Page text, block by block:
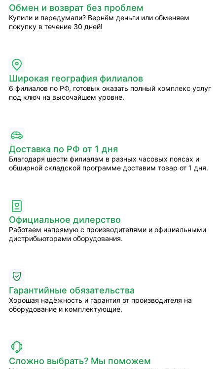
Обмен и возврат без проблем
Купили и передумали? Вернём деньги или обменяем
покупку в течение 30 дней!
Широкая география филиалов
6 филиалов по РФ, готовых оказать полный комплекс услуг
под ключ на высочайшем уровне.
Доставка по РФ от 1 дня
Благодаря шести филиалам в разных часовых поясах и
обширной складской программе доставим товар от 1 дня.
Официальное дилерство
Работаем напрямую с производителями и официальными
дистрибьюторами оборудования.
Гарантийные обязательства
Хорошая надёжность и гарантия от производителя на
оборудование и комплектующие.
Сложно выбрать? Мы поможем